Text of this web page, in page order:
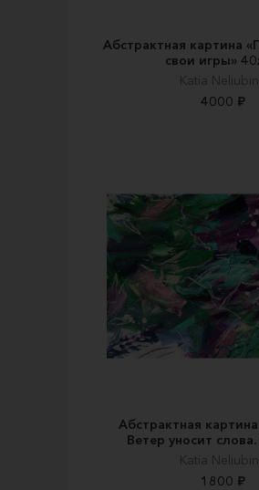
Абстрактная картина
свои игры»
Katia
4000 ₽
Абстрактная
Ветер уносит
Katia
1800 ₽